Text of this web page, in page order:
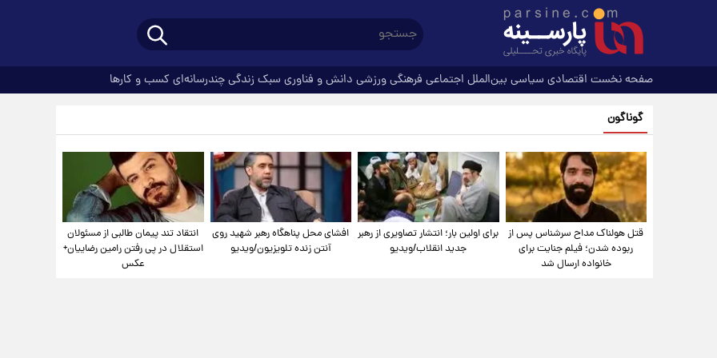
صفحه نخست اقتصادی سیاسی بین‌الملل اجتماعی فرهنگیورزشی دانش و فناوری سبک زندگیچندرسانه‌ای کسب و کارها
گوناگون
قتل هولناک مداح سرشناس پس از
ربوده شدن؛ فیلم جنایت برای
خانواده ارسال شد
برای اولین بار؛ انتشار تصاویری از رهبر
جدید انقلاب/ویدیو
افشای محل پناهگاه‌ رهبر شهید روی
آنتن زنده تلویزیون/ویدیو
انتقاد تند پیمان طالبی از مسئولان
استقلال در پی رفتن رامین رضاییان+
عکس